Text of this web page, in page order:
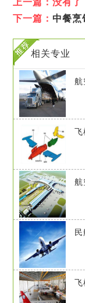
上一篇：没有了
下一篇： 中餐烹
相关专业
航
航